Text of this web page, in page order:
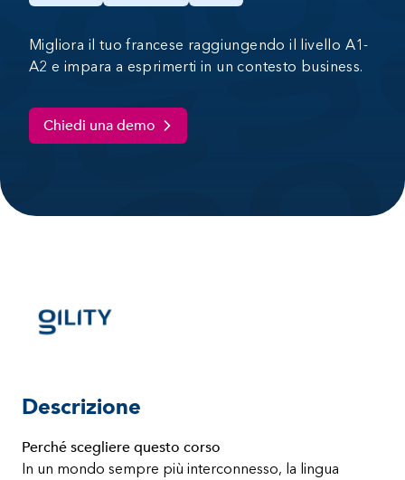
Migliora il tuo francese raggiungendo il livello A1-
A2 e impara a esprimerti in un contesto business.
Chiedi una demo
Descrizione
Perché scegliere questo corso
In un mondo sempre più interconnesso, la lingua